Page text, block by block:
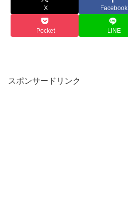
X Facebook
Pocket LINE
スポンサードリンク